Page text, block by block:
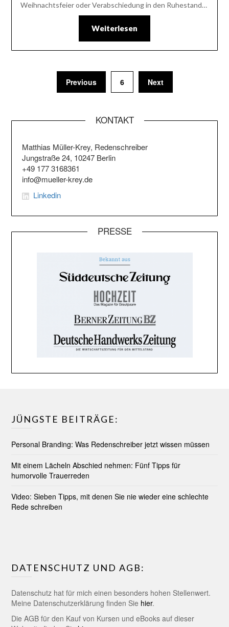
Weihnachtsfeier oder Verabschiedung in den Ruhestand…
Weiterlesen
Previous 6 Next
KONTAKT
Matthias Müller-Krey, Redenschreiber
Jungstraße 24, 10247 Berlin
+49 177 3168361
info@mueller-krey.de
Linkedin
PRESSE
JÜNGSTE BEITRÄGE:
Personal Branding: Was Redenschreiber jetzt wissen müssen
Mit einem Lächeln Abschied nehmen: Fünf Tipps für
humorvolle Trauerreden
Video: Sieben Tipps, mit denen Sie nie wieder eine schlechte
Rede schreiben
DATENSCHUTZ UND AGB:
Datenschutz hat für mich einen besonders hohen Stellenwert.
Meine Datenschutzerklärung finden Sie hier.
Die AGB für den Kauf von Kursen und eBooks auf dieser